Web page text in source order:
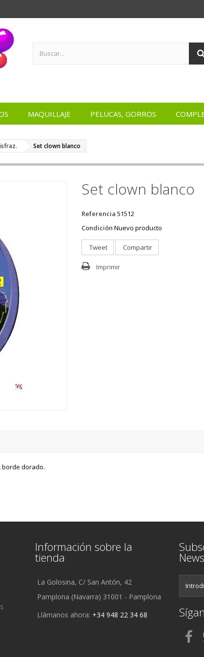
MAQUILLAJE PELUCAS, GORROS
Set clown blanco
Set clown blanco
Referencia 51512
Condición Nuevo producto
Tweet Compartir
Imprimir
borde dorado.
Información sobre la
tienda
La Golosina, C/ San Antón, 42
Pamplona (Navarra) 31001 - Pamplona
Llámanos ahora: +34 948 22 34 68